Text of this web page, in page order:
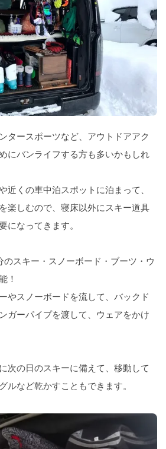
タースポーツなど、アウトドアアク
にバンライフする方も多いかもしれ
近くの車中泊スポットに泊まって、
楽しむので、寝床以外にスキー道具
になってきます。
スキー・スノーボード・ブーツ・ウ
！
やスノーボードを流して、バックド
ガーパイプを渡して、ウェアをかけ
次の日のスキーに備えて、移動して
ルなど乾かすこともできます。